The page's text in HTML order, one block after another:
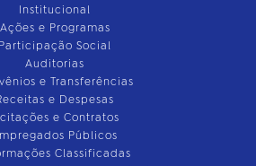
Institucional
Ações e Programas
Participação Social
Auditorias
e Transferências
e Despesas
e Contratos
Públicos
Classificadas